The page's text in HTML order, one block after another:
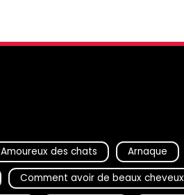
Amoureux des chats Arnaque
Comment avoir de beaux cheveux